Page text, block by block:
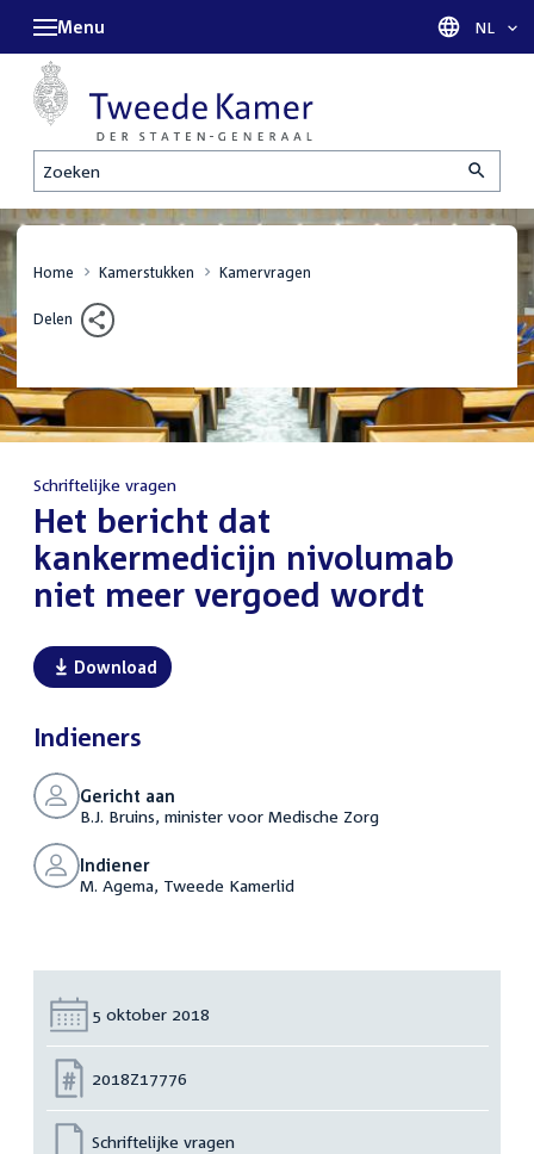
Zoeken
Menu Taal
NL
Home Kamerstukken Kamervragen
Delen
Schriftelijke vragen
:Het bericht dat
kankermedicijn nivolumab
niet meer vergoed wordt
Download
Indieners
Gericht aan
B.J. Bruins, minister voor Medische Zorg
Indiener
M. Agema, Tweede Kamerlid
Datum:
5 oktober 2018
Nummer:
2018Z17776
Schriftelijke vragen